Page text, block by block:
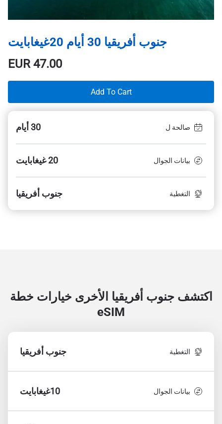
جنوب أفريقيا 30 أيام 20غيغابايت
EUR47.00
Add To Cart
صالحة ل 30 أيام
بيانات الجوال 20 غيغابايت
التغطية جنوب أفريقيا
اكتشف جنوب أفريقيا الأخرى خيارات خطة
eSIM
التغطية جنوب أفريقيا
بيانات الجوال 10غيغابايت